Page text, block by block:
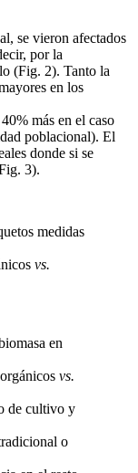
se vieron afectados
por la
(Fig. 2). Tanto la
en los
más en el caso
poblacional). El
donde si se
3).
medidas
vs.
en
vs.
de cultivo y
o